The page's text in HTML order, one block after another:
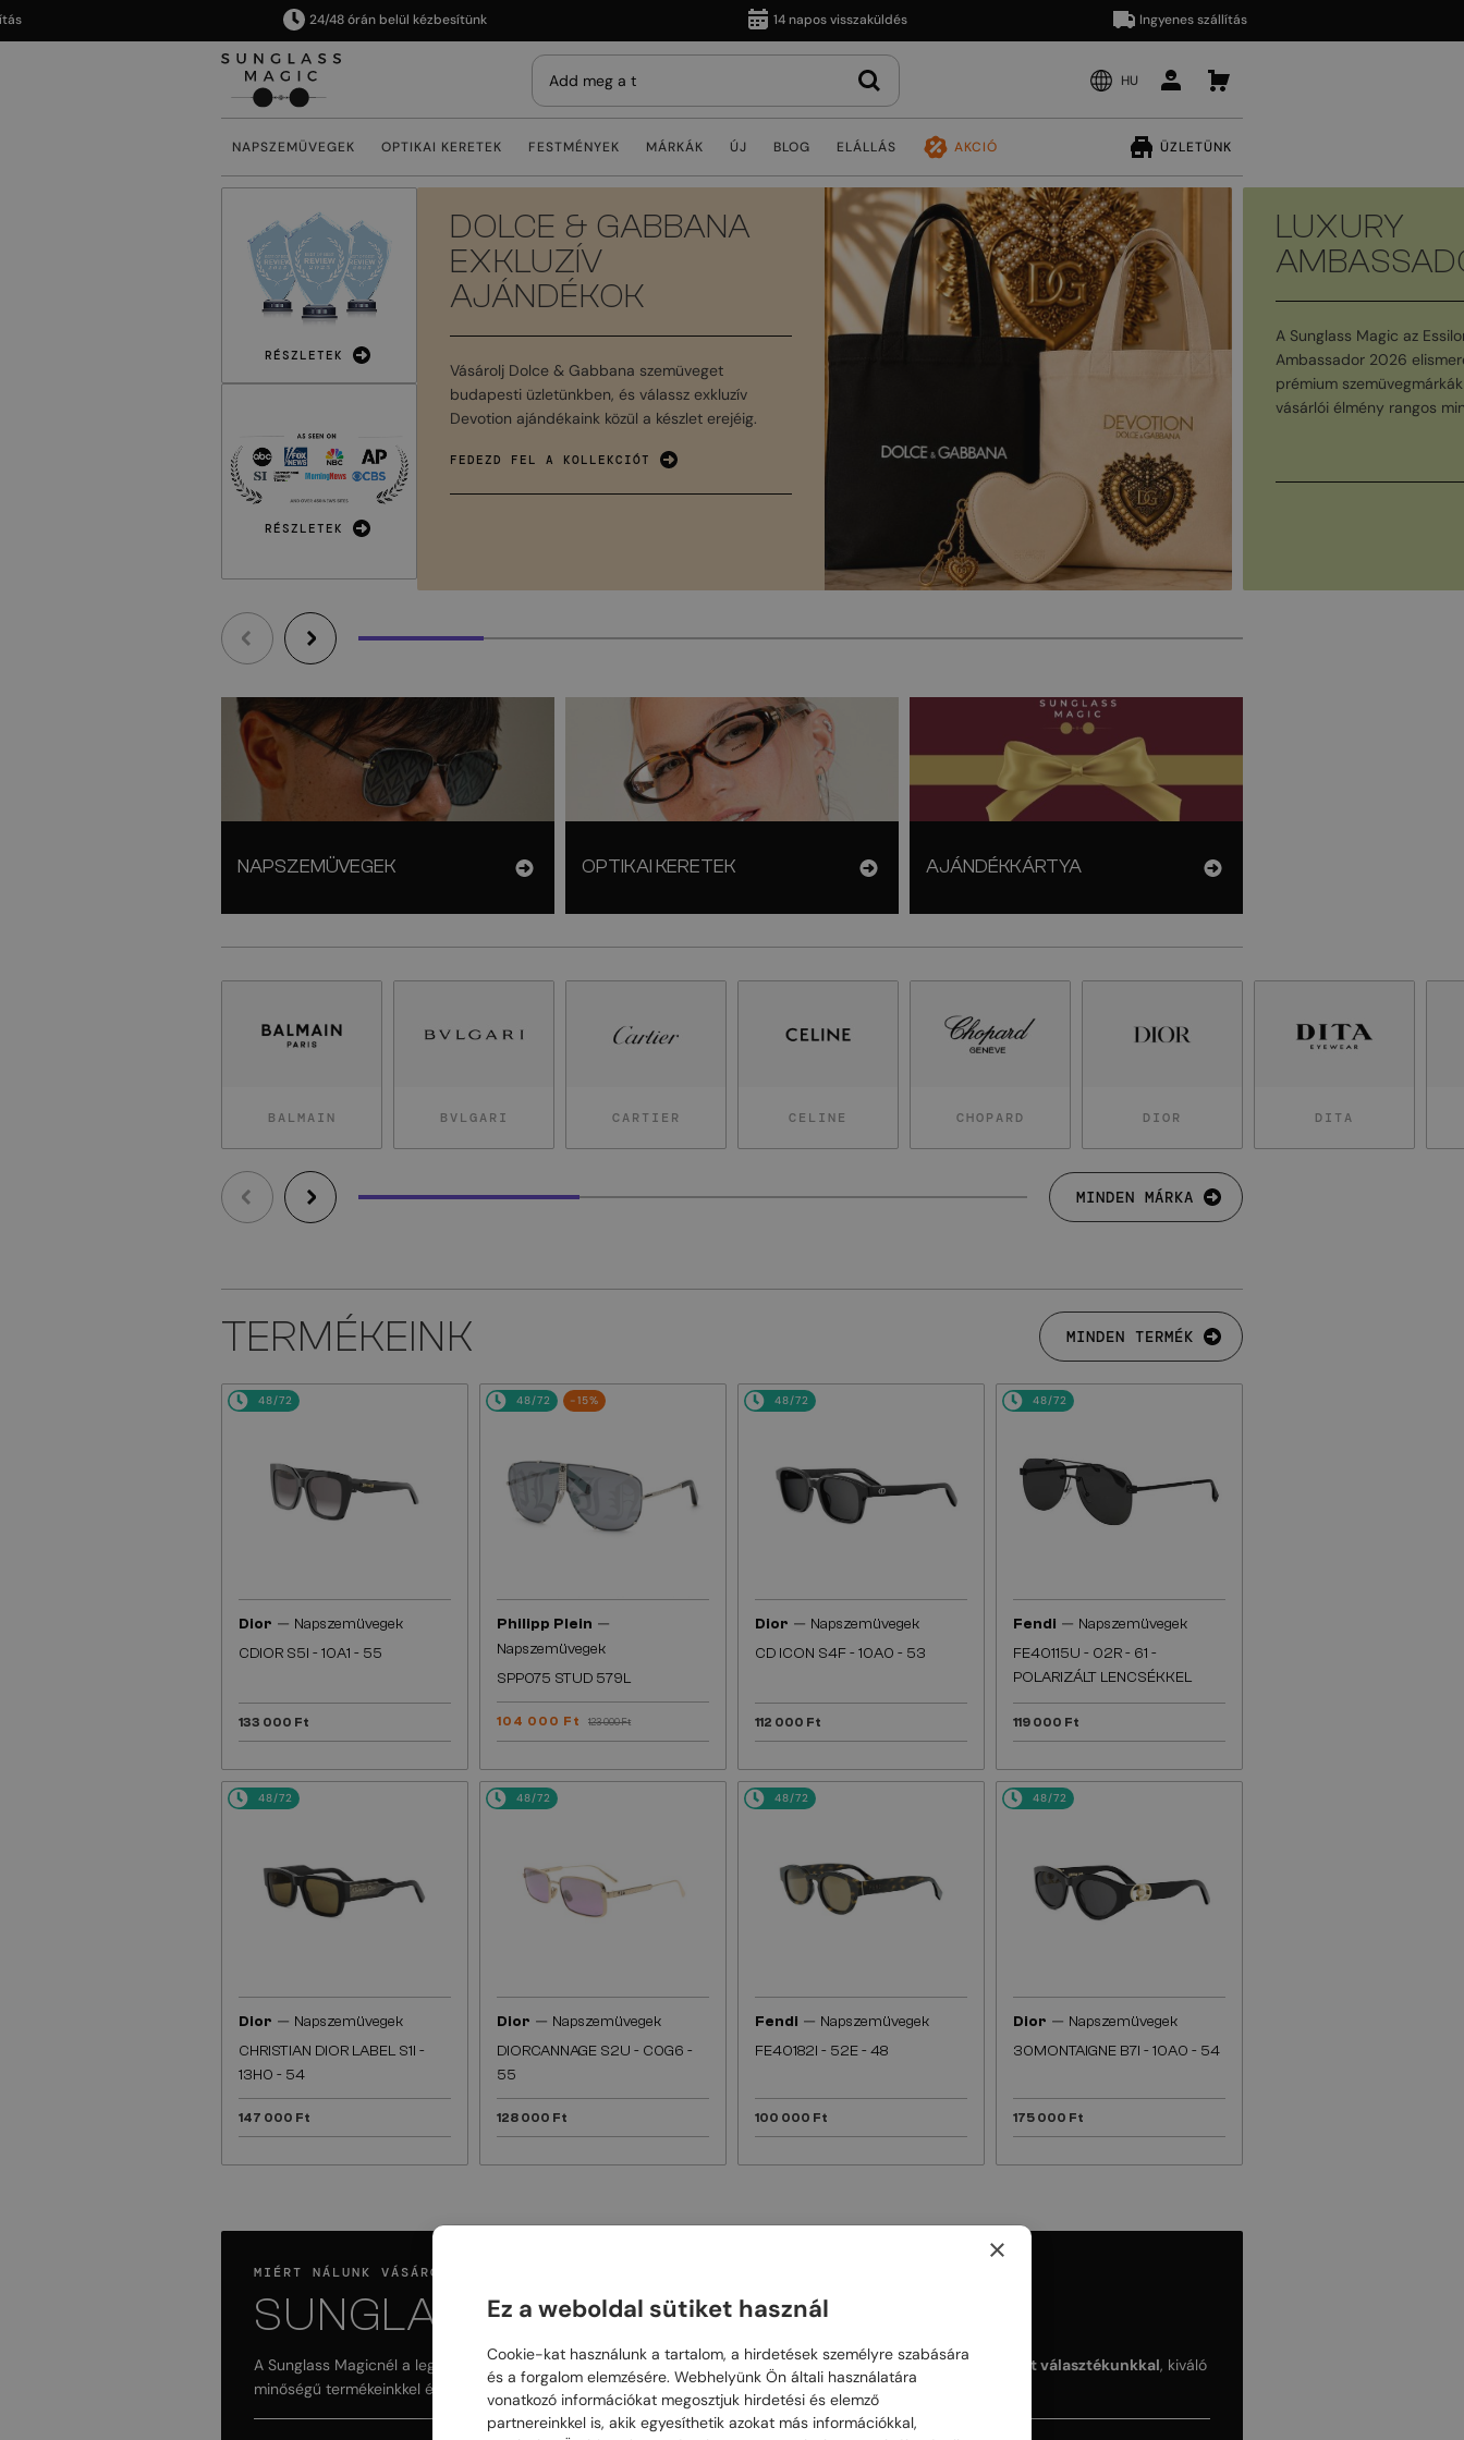
24/48 órán belül kézbesítünk 14 napos visszaküldés Ingyenes szállítás
HU
NAPSZEMÜVEGEK OPTIKAI KERETEK FESTMÉNYEK MÁRKÁK ÚJ BLOG ELÁLLÁS AKCIÓ ÜZLETÜNK
RÉSZLETEK
RÉSZLETEK
DOLCE & GABBANA
EXKLUZÍV
AJÁNDÉKOK
Vásárolj Dolce & Gabbana szemüveget
budapesti üzletünkben, és válassz exkluzív
Devotion ajándékaink közül a készlet erejéig.
FEDEZD FEL A KOLLEKCIÓT
LUXURY
A Sunglass Magic az
Ambassador 2026
prémium
vásárlói élmény rangos
NAPSZEMÜVEGEK OPTIKAI KERETEK AJÁNDÉKKÁRTYA
BALMAIN BVLGARI CARTIER CELINE CHOPARD DIOR DITA
MINDEN MÁRKA
TERMÉKEINK MINDEN TERMÉK
48/72
Dior — Napszemüvegek
CDIOR S5I - 10A1 - 55
133 000 Ft
48/72 -15%
Philipp Plein —
Napszemüvegek
SPP075 STUD 579L
104 000 Ft 123 000 Ft
48/72
Dior — Napszemüvegek
CD ICON S4F - 10A0 - 53
112 000 Ft
48/72
Fendi — Napszemüvegek
FE40115U - 02R - 61 -
POLARIZÁLT LENCSÉKKEL
119 000 Ft
48/72
Dior — Napszemüvegek
CHRISTIAN DIOR LABEL S1I -
13H0 - 54
147 000 Ft
48/72
Dior — Napszemüvegek
DIORCANNAGE S2U - C0G6 -
55
128 000 Ft
48/72
Fendi — Napszemüvegek
FE40182I - 52E - 48
100 000 Ft
48/72
Dior — Napszemüvegek
30MONTAIGNE B7I - 10A0 - 54
175 000 Ft
MIÉRT NÁLUNK VÁSÁROLD A SZEMÜVEGED?
SUNGLASS MAGIC
A Sunglass Magicnél a legfontosabb számunkra az ügyfél elégedettsége.Széles napszemüveg és optikai keret választékunkkal, kiváló
minőségű termékeinkkel és szakértő tanácsadásunkkal biztosítjuk, hogy megtaláld a szemüveget.
×
Ez a weboldal sütiket használ
Cookie-kat használunk a tartalom, a hirdetések személyre szabására
és a forgalom elemzésére. Webhelyünk Ön általi használatára
vonatkozó információkat megosztjuk hirdetési és elemző
partnereinkkel is, akik egyesíthetik azokat más információkkal,